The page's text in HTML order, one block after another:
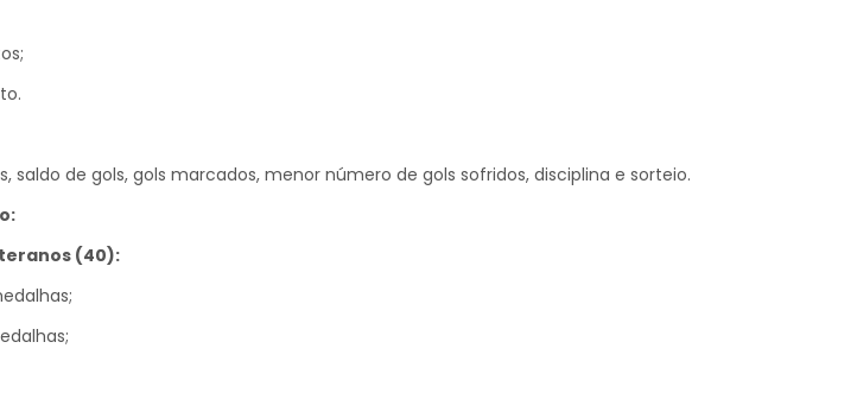
saldo de gols, gols marcados, menor número de gols sofridos, disciplina e sorteio.
(40):